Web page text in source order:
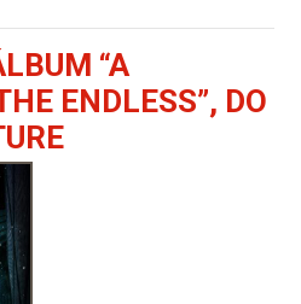
“A
ENDLESS”, DO